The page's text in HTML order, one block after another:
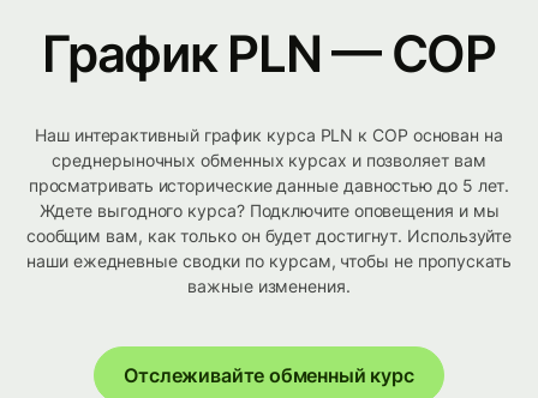
График PLN — COP
Наш интерактивный график курса PLN к COP основан на
среднерыночных обменных курсах и позволяет вам
просматривать исторические данные давностью до 5 лет.
Ждете выгодного курса? Подключите оповещения и мы
сообщим вам, как только он будет достигнут. Используйте
наши ежедневные сводки по курсам, чтобы не пропускать
важные изменения.
Отслеживайте обменный курс